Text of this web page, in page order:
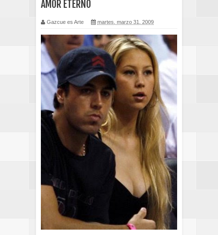
AMOR ETERNO
Gazcue es Arte martes, marzo 31, 2009